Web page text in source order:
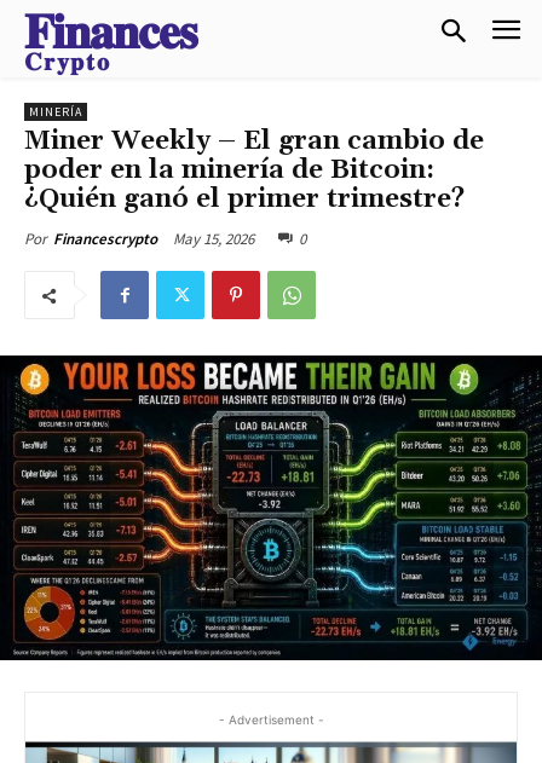
𝐅𝐢𝐧𝐚𝐧𝐜𝐞𝐬
𝐂𝐫𝐲𝐩𝐭𝐨
MINERÍA
Miner Weekly – El gran cambio de
poder en la minería de Bitcoin:
¿Quién ganó el primer trimestre?
Por Financescrypto May 15, 2026 0
- Advertisement -